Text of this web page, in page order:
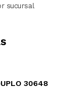
sucursal
30648